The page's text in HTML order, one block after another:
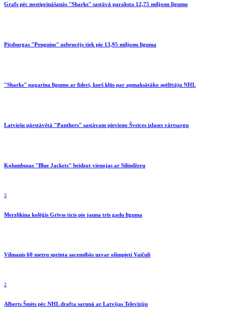
Grafs pēc nostiprināšanās "Sharks" sastāvā paraksta 12,75 miljonu līgumu
Pitsburgas "Penguins" uzbrucējs tiek pie 13,95 miljonu līguma
''Sharks'' pagarina līgumu ar līderi, kurš kļūs par apmaksātāko spēlētāju NHL
Latviešu pārstāvētā "Panthers" sastāvam pievieno Šveices izlases vārtsargu
Kolumbusas "Blue Jackets" beidzot vienojas ar Silindžeru
3
Merzļikina kolēģis Grīvss ticis pie jauna trīs gadu līguma
Vilmanis 60 metru sprinta sacensībās uzvar olimpieti Vaičuli
2
Alberts Šmits pēc NHL drafta sarunā ar Latvijas Televīziju